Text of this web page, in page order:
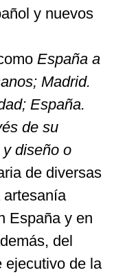
y nuevos
España a
Madrid.
España.
de su
diseño o
de diversas
artesanía
España y en
del
ejecutivo de la